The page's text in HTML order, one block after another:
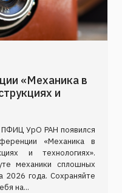
«Механика в
и
ПФИЦ УрО РАН появился
«Механика в
и технологиях».
механики сплошных
года. Сохраняйте
на...